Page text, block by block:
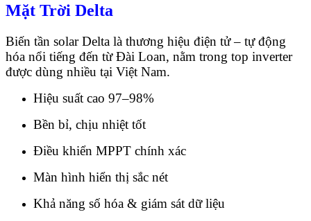
Mặt Trời Delta
Biến tần solar Delta là thương hiệu điện tử – tự động
hóa nổi tiếng đến từ Đài Loan, nằm trong top inverter
được dùng nhiều tại Việt Nam.
Hiệu suất cao 97–98%
Bền bỉ, chịu nhiệt tốt
Điều khiển MPPT chính xác
Màn hình hiển thị sắc nét
Khả năng số hóa & giám sát dữ liệu